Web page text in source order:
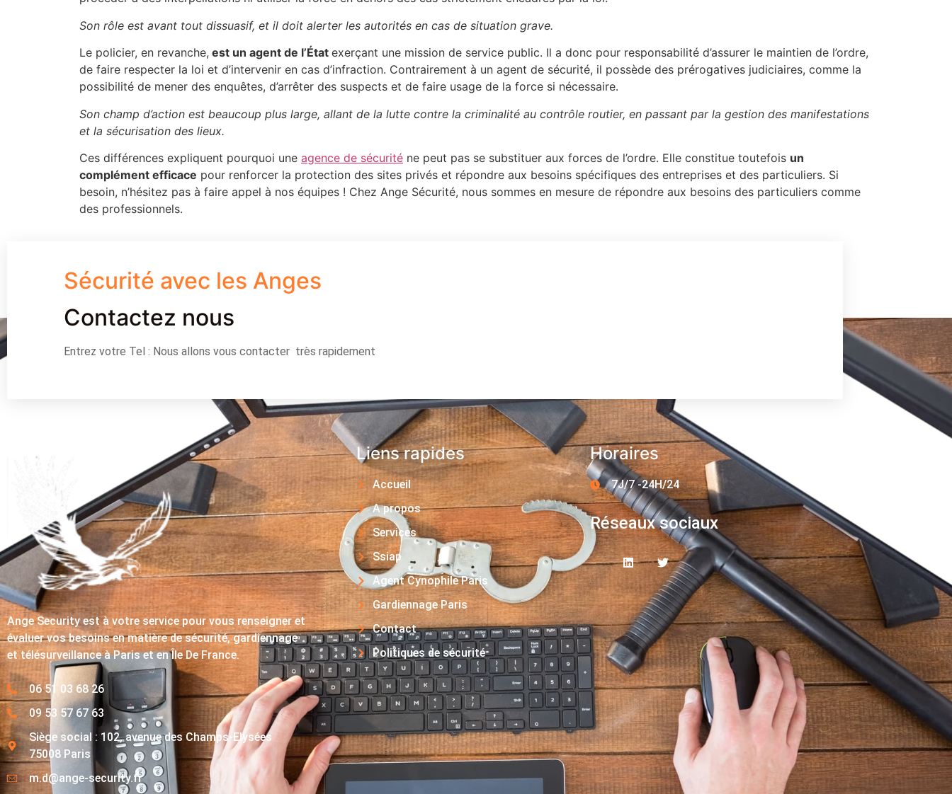
Son rôle est avant tout dissuasif, et il doit alerter les autorités en cas de situation grave.
Le policier, en revanche, est un agent de l’État exerçant une mission de service public. Il a donc pour responsabilité d’assurer le maintien de l’ordre,
de faire respecter la loi et d’intervenir en cas d’infraction. Contrairement à un agent de sécurité, il possède des prérogatives judiciaires, comme la
possibilité de mener des enquêtes, d’arrêter des suspects et de faire usage de la force si nécessaire.
Son champ d’action est beaucoup plus large, allant de la lutte contre la criminalité au contrôle routier, en passant par la gestion des manifestations
et la sécurisation des lieux.
Ces différences expliquent pourquoi une agence de sécurité ne peut pas se substituer aux forces de l’ordre. Elle constitue toutefois un
complément efficace pour renforcer la protection des sites privés et répondre aux besoins spécifiques des entreprises et des particuliers. Si
besoin, n’hésitez pas à faire appel à nos équipes ! Chez Ange Sécurité, nous sommes en mesure de répondre aux besoins des particuliers comme
des professionnels.
Sécurité avec les Anges
Contactez nous
Entrez votre Tel : Nous allons vous contacter très rapidement
Ange Security est à votre service pour vous renseigner et
évaluer vos besoins en matière de sécurité, gardiennage
et télésurveillance à Paris et en Île De France.
06 51 03 68 26
09 53 57 67 63
Siège social : 102, avenue des Champs-Elysées
75008 Paris
m.d@ange-security.fr
Liens rapides
Accueil
A propos
Services
Ssiap
Agent Cynophile Paris
Gardiennage Paris
Contact
Politiques de sécurité
Horaires
7J/7 -24H/24
Réseaux sociaux